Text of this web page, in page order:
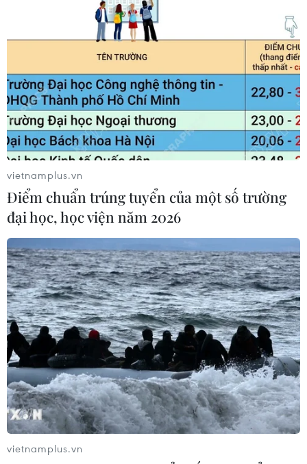
vietnamplus.vn
Điểm chuẩn trúng tuyển của một số trường
đại học, học viện năm 2026
vietnamplus.vn